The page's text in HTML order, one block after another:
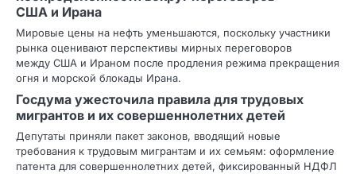
США и Ирана
Мировые цены на нефть уменьшаются, поскольку участники
рынка оценивают перспективы мирных переговоров
между США и Ираном после продления режима прекращения
огня и морской блокады Ирана.
Госдума ужесточила правила для трудовых
мигрантов и их совершеннолетних детей
Депутаты приняли пакет законов, вводящий новые
требования к трудовым мигрантам и их семьям: оформление
патента для совершеннолетних детей, фиксированный НДФЛ